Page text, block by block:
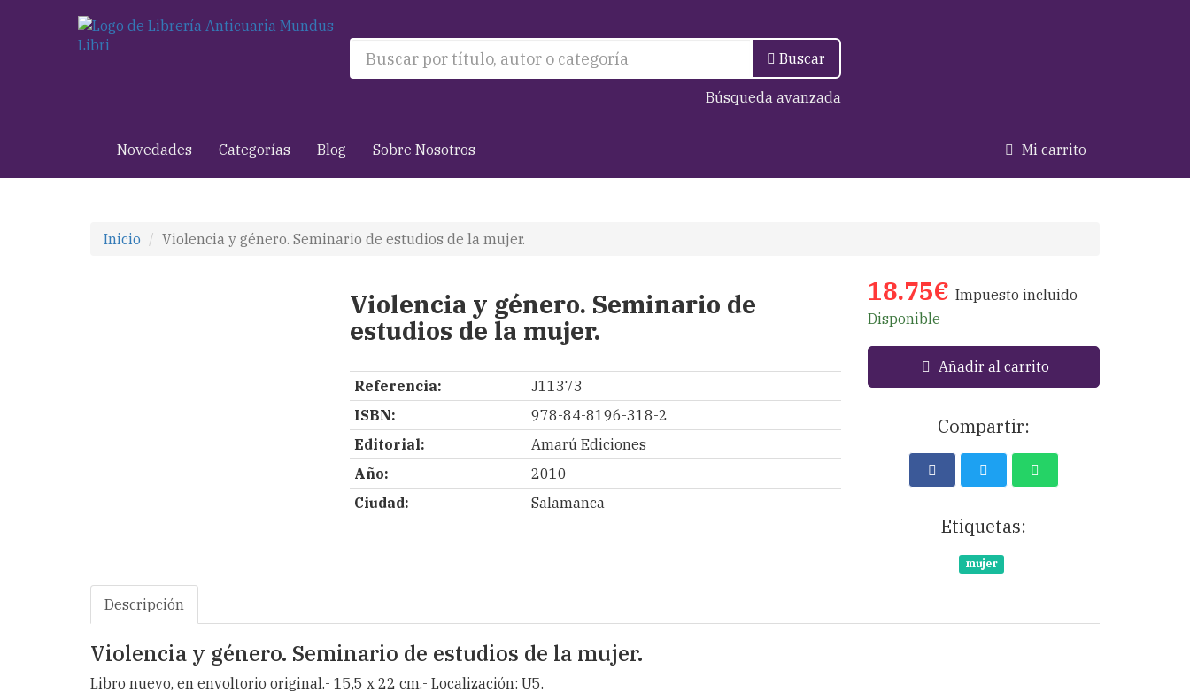
Buscar
Búsqueda avanzada
Novedades Categorías Blog Sobre Nosotros Mi carrito
Inicio Violencia y género. Seminario de estudios de la mujer.
Violencia y género. Seminario de
estudios de la mujer.
Referencia:
J11373
ISBN:
978-84-8196-318-2
Editorial:
Amarú Ediciones
Año:
2010
Ciudad:
Salamanca
18.75€ Impuesto incluido
Disponible
Añadir al carrito
Compartir:
Etiquetas:
mujer
Descripción
Violencia y género. Seminario de estudios de la mujer.
Libro nuevo, en envoltorio original.- 15,5 x 22 cm.- Localización: U5.